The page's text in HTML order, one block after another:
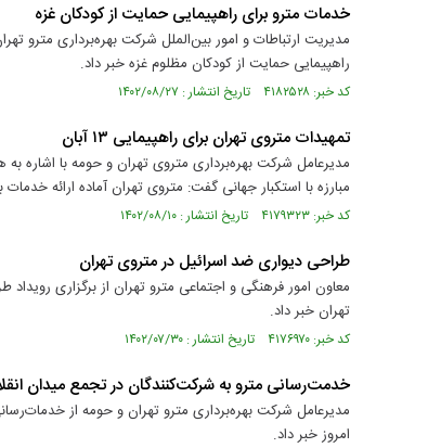
خدمات‌ مترو برای راهپیمایی حمایت از کودکان غزه
مدیریت ارتباطات و امور بین‌الملل شرکت بهره‌برداری مترو
راهپیمایی حمایت از کودکان مظلوم غزه خبر داد.
کد خبر: ۴۱۸۲۵۲۸ تاریخ انتشار : ۱۴۰۲/۰۸/۲۷
تمهیدات متروی تهران برای راهپیمایی ۱۳ آبان
مدیرعامل شرکت بهره‌برداری متروی تهران و حومه با اشاره
مبارزه با استکبار جهانی گفت: متروی تهران آماده ارائه خدمات به
کد خبر: ۴۱۷۹۳۲۳ تاریخ انتشار : ۱۴۰۲/۰۸/۱۰
طراحی دیواری ضد اسرائیل در متروی تهران
معاون امور فرهنگی و اجتماعی مترو تهران از برگزاری
تهران خبر داد.
کد خبر: ۴۱۷۶۹۷۰ تاریخ انتشار : ۱۴۰۲/۰۷/۳۰
خدمت‌رسانی مترو به شرکت‌کنندگان در تجمع میدان
مدیرعامل شرکت بهره‌برداری مترو تهران و حومه از
امروز خبر داد.